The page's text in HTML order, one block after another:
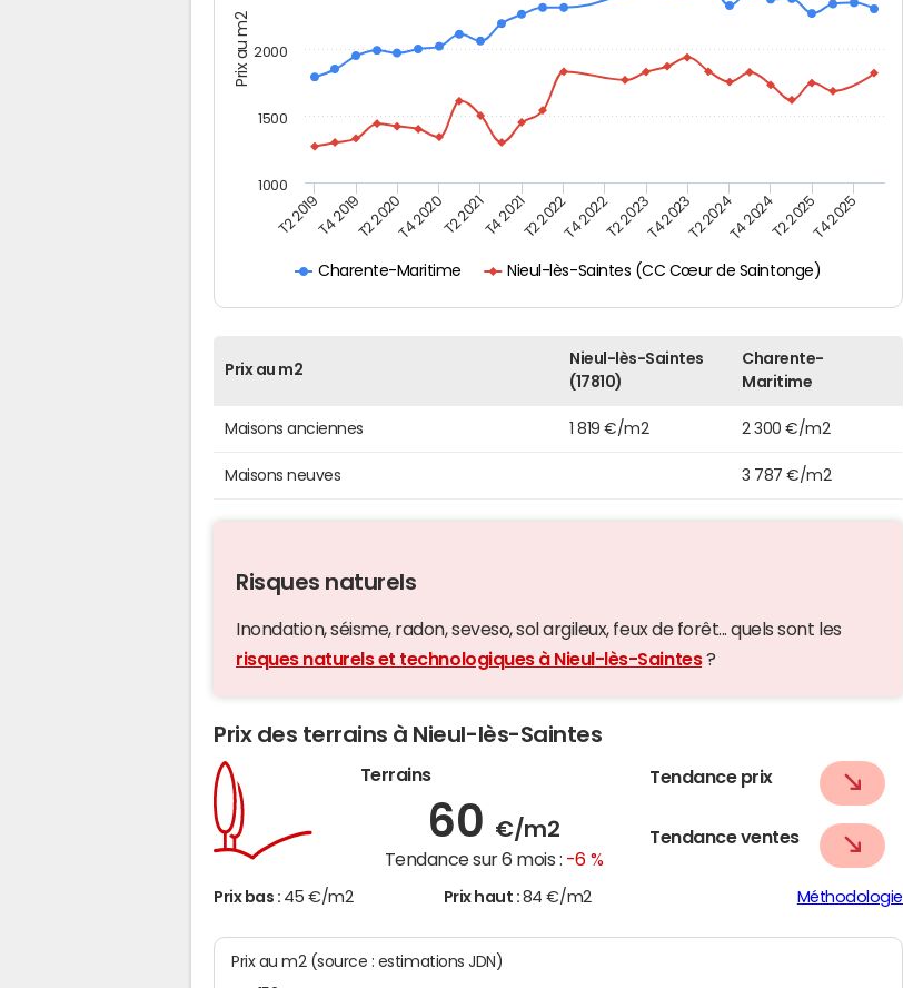
Prix au m2
Charente-Maritime Nieul-lès-Saintes (CC Cœur de Saintonge)
T2 2019T4 2019T2 2020T4 2020T2 2021T4 2021T2 2022T4 2022T2 2023T4 2023T2 2024T4 2024T2 2025T4 2025
1000
1500
2000
Prix au m2
Nieul-lès-Saintes
(17810)
Charente-
Maritime
Maisons anciennes 1 819 €/m2 2 300 €/m2
Maisons neuves 3 787 €/m2
Risques naturels
Inondation, séisme, radon, seveso, sol argileux, feux de forêt... quels sont les
risques naturels et technologiques à Nieul-lès-Saintes?
Prix des terrains à Nieul-lès-Saintes
Terrains
60 €/m2
Tendance sur 6 mois : -6 %
Tendance prix
Tendance ventes
Prix bas : 45 €/m2 Prix haut : 84 €/m2 Méthodologie
Prix au m2 (source : estimations JDN)